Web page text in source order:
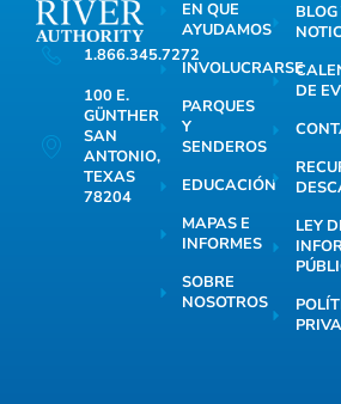
1.866.345.7272
100 E.
GÜNTHER
SAN
ANTONIO,
TEXAS
78204
EN QUE
AYUDAMOS
INVOLUCRARSE
PARQUES
Y
SENDEROS
EDUCACIÓN
MAPAS E
INFORMES
SOBRE
NOSOTROS
BLOG
DE
LEY